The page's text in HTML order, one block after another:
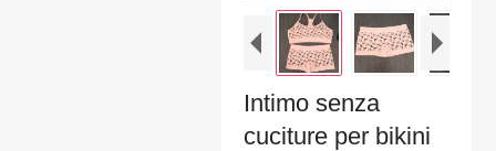
Intimo senza
cuciture per bikini